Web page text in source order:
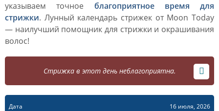
указываем точное благоприятное время для
стрижки. Лунный календарь стрижек от Moon Today
— наилучший помощник для стрижки и окрашивания
волос!
Стрижка в этот день неблагоприятна.
Дата
16 июля, 2026